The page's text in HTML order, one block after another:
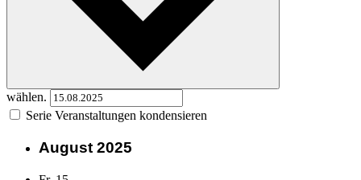
wählen.
Serie Veranstaltungen kondensieren
August 2025